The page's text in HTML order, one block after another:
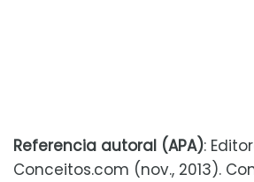
Referencia autoral (APA):
Conceitos.com (nov., 2013).